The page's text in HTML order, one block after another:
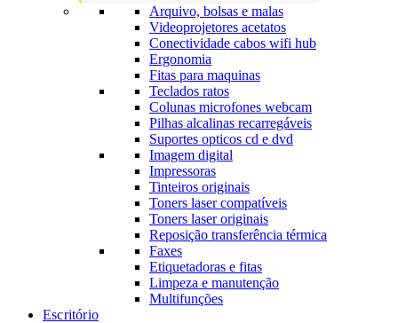
Arquivo, bolsas e malas
Videoprojetores acetatos
Conectividade cabos wifi hub
Ergonomia
Fitas para maquinas
Teclados ratos
Colunas microfones webcam
Pilhas alcalinas recarregáveis
Suportes opticos cd e dvd
Imagem digital
Impressoras
Tinteiros originais
Toners laser compatíveis
Toners laser originais
Reposição transferência térmica
Faxes
Etiquetadoras e fitas
Limpeza e manutenção
Multifunções
Escritório